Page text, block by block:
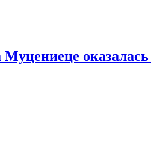
Муцениеце